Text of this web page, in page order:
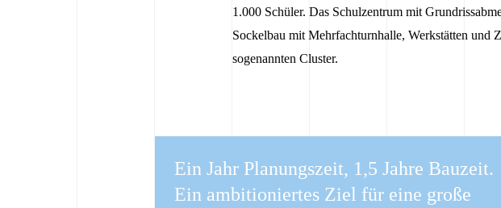
1.000 Schüler. Das Schulzentrum mit
Sockelbau mit Mehrfachturnhalle, Werkstätten und
sogenannten Cluster.
Ein Jahr Planungszeit, 1,5 Jahre Bauzeit.
Ein ambitioniertes Ziel für eine große